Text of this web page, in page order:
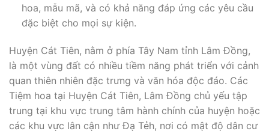
hoa, mẫu mã, và có khả năng đáp ứng các yêu cầu
đặc biệt cho mọi sự kiện.
Huyện Cát Tiên, nằm ở phía Tây Nam tỉnh Lâm Đồng,
là một vùng đất có nhiều tiềm năng phát triển với cảnh
quan thiên nhiên đặc trưng và văn hóa độc đáo. Các
Tiệm hoa tại Huyện Cát Tiên, Lâm Đồng chủ yếu tập
trung tại khu vực trung tâm hành chính của huyện hoặc
các khu vực lân cận như Đạ Tẻh, nơi có mật độ dân cư